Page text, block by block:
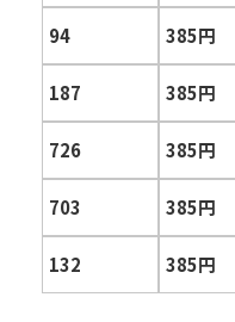
94 385円
187 385円
726 385円
703 385円
132 385円